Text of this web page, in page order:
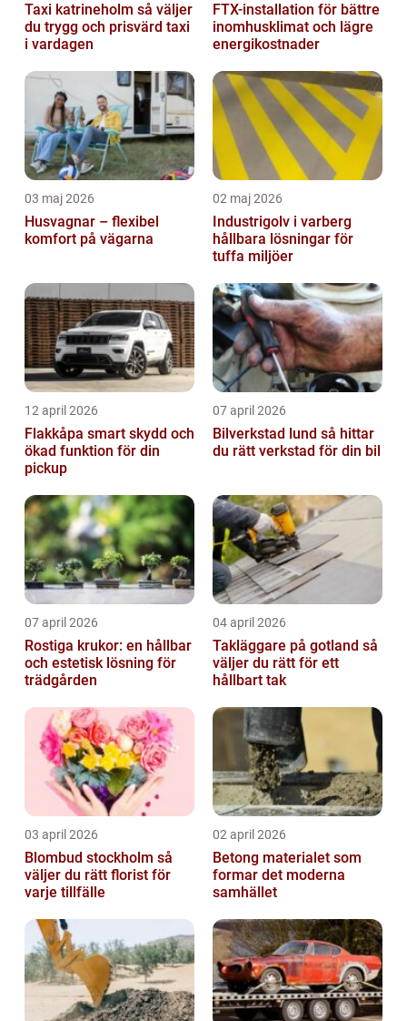
Taxi katrineholm så väljer
du trygg och prisvärd taxi
i vardagen
FTX-installation för bättre
inomhusklimat och lägre
energikostnader
03 maj 2026
Husvagnar – flexibel
komfort på vägarna
02 maj 2026
Industrigolv i varberg
hållbara lösningar för
tuffa miljöer
12 april 2026
Flakkåpa smart skydd och
ökad funktion för din
pickup
07 april 2026
Bilverkstad lund så hittar
du rätt verkstad för din bil
07 april 2026
Rostiga krukor: en hållbar
och estetisk lösning för
trädgården
04 april 2026
Takläggare på gotland så
väljer du rätt för ett
hållbart tak
03 april 2026
Blombud stockholm så
väljer du rätt florist för
varje tillfälle
02 april 2026
Betong materialet som
formar det moderna
samhället